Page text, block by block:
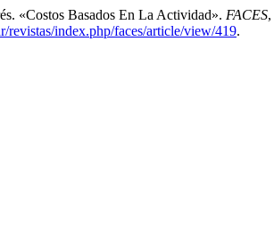
«Costos Basados En La Actividad». FACES
revistas/index.php/faces/article/view/419.